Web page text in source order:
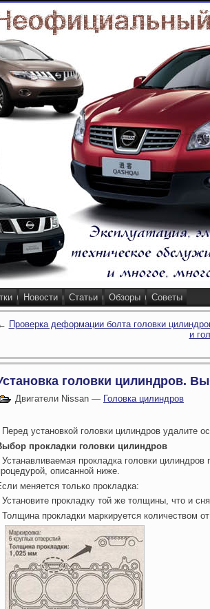
Новости Статьи Обзоры Советы
Проверка деформации болта головки
и
головки цилиндров.
Двигатели Nissan — Головка цилиндров
Перед установкой головки цилиндров удалите
прокладки головки цилиндров
Устанавливаемая прокладка головки
описанной ниже.
меняется только прокладка:
Установите прокладку той же толщины, что и
Толщина прокладки маркируется количеством